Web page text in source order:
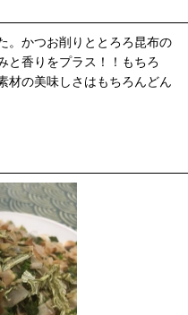
。かつお削りととろろ昆布の
と香りをプラス！！もちろ
材の美味しさはもちろんどん